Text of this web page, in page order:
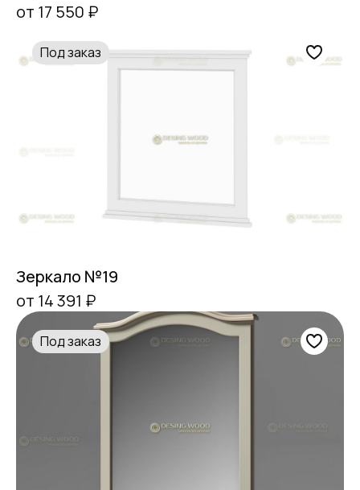
от 17 550 ₽
Под заказ
Зеркало №19
от 14 391 ₽
Под заказ